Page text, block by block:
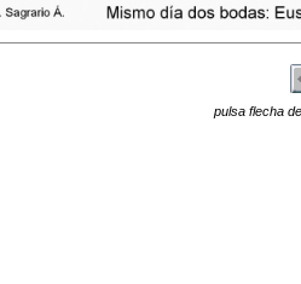
pulsa flecha